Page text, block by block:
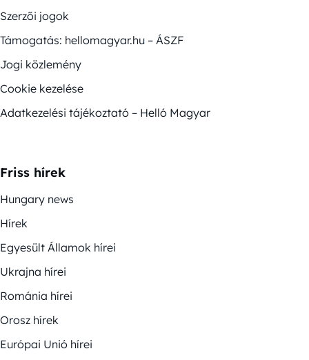
Szerzői jogok
Támogatás: hellomagyar.hu – ÁSZF
Jogi közlemény
Cookie kezelése
Adatkezelési tájékoztató – Helló Magyar
Friss hírek
Hungary news
Hírek
Egyesült Államok hírei
Ukrajna hírei
Románia hírei
Orosz hírek
Európai Unió hírei